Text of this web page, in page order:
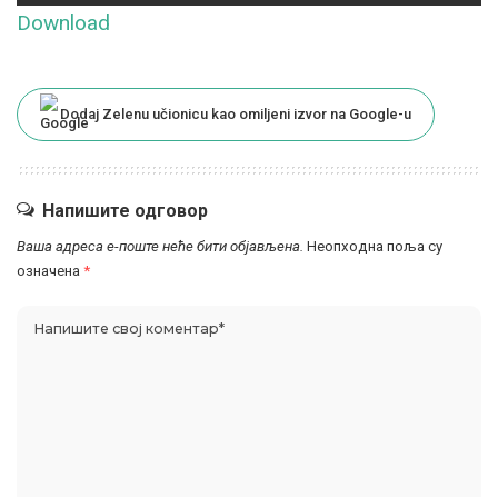
Download
Dodaj Zelenu učionicu kao omiljeni izvor na Google-u
Напишите одговор
Ваша адреса е-поште неће бити објављена. Неопходна поља су
означена *